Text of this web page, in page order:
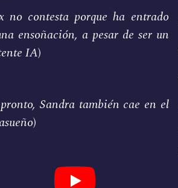
no contesta porque ha entrado
ensoñación, a pesar de ser un
IA)
Sandra también cae en el
)